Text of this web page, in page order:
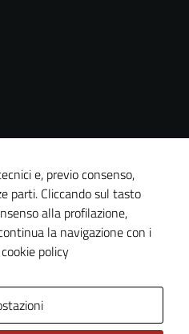
e, previo consenso,
parti. Cliccando sul tasto
alla profilazione,
la navigazione con i
policy
Tecnici
Questi cookie
sono necessari
funzionamento
del sito e non